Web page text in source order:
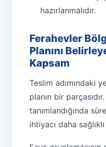
hazırlanmalıdır.
Ferahevler
Planını
Kapsam
Teslim adımındaki
planın bir
tanımlandığında
ihtiyacı daha